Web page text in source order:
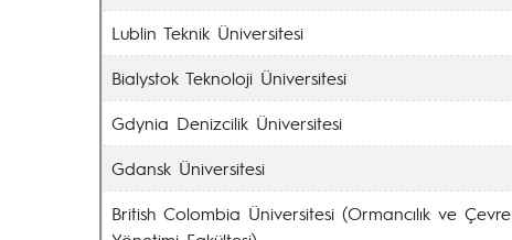
Lublin Teknik Üniversitesi
Bialystok Teknoloji Üniversitesi
Gdynia Denizcilik Üniversitesi
Gdansk Üniversitesi
British Colombia Üniversitesi (Ormancılık ve Çevre